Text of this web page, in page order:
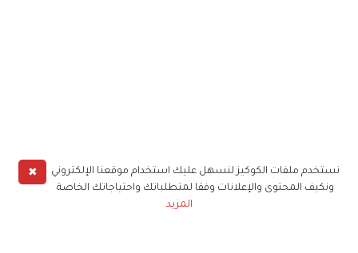
✖
نستخدم ملفات الكوكيز لنسهل عليك استخدام موقعنا الإلكتروني
ونكيف المحتوى والإعلانات وفقا لمتطلباتك واحتياجاتك الخاصة
المزيد